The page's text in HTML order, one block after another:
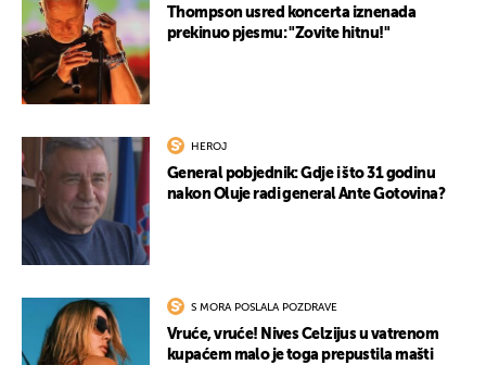
Thompson usred koncerta iznenada
prekinuo pjesmu: "Zovite hitnu!"
HEROJ
General pobjednik: Gdje i što 31 godinu
nakon Oluje radi general Ante Gotovina?
S MORA POSLALA POZDRAVE
Vruće, vruće! Nives Celzijus u vatrenom
kupaćem malo je toga prepustila mašti